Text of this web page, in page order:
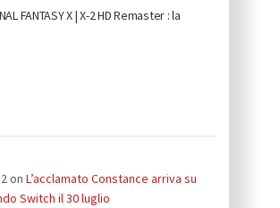
FANTASY X | X-2 HD Remaster : la
on L’acclamato Constance arriva su
Switch il 30 luglio